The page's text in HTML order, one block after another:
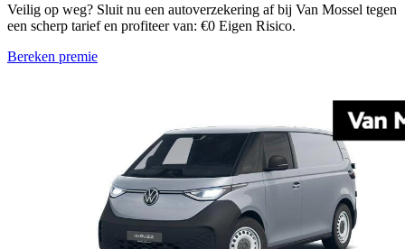
Veilig op weg? Sluit nu een autoverzekering af bij Van Mossel tegen
een scherp tarief en profiteer van: €0 Eigen Risico.
Bereken premie